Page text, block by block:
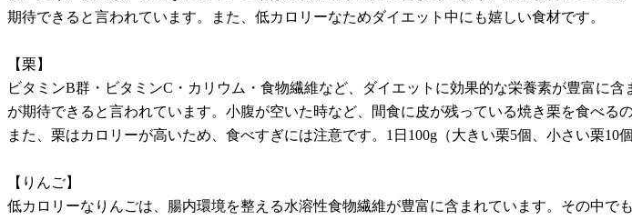
期待できると言われています。また、低カロリーなためダイエット中にも嬉しい食材です。
【栗】
ビタミンB群・ビタミンC・カリウム・食物繊維など、ダイエットに効果的な栄養素が豊富に
が期待できると言われています。小腹が空いた時など、間食に皮が残っている焼き栗を食べる
また、栗はカロリーが高いため、食べすぎには注意です。1日100g（大きい栗5個、小さい栗10
【りんご】
低カロリーなりんごは、腸内環境を整える水溶性食物繊維が豊富に含まれています。その中